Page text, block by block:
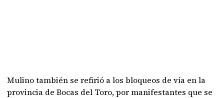
Mulino también se refirió a los bloqueos de vía en la
provincia de Bocas del Toro, por manifestantes que se